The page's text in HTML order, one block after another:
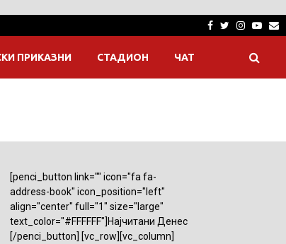
Facebook
Twitter
ПРИКАЗНИ СТАДИОН ЧАТ
[penci_button link="" icon="fa fa-
address-book" icon_position="left"
align="center" full="1" size="large"
text_color="#FFFFFF"]Најчитани Денес
[/penci_button] [vc_row][vc_column]